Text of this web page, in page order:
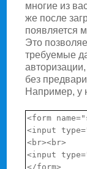
многие из
же после
появляется
Это
требуемые
без
Например, у
<form
<input
<br><br>
<input
</form>